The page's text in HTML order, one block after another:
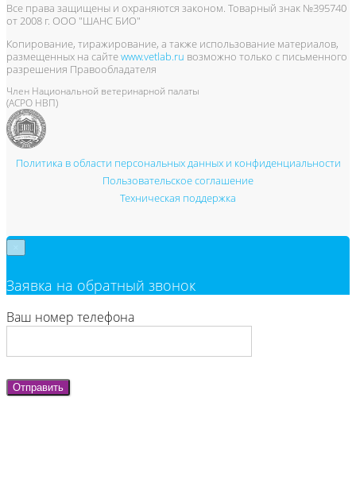
Все права защищены и охраняются законом. Товарный знак №395740
от 2008 г. ООО "ШАНС БИО"
Копирование, тиражирование, а также использование материалов,
размещенных на сайтеwww.vetlab.ru возможно только с письменного
разрешения Правообладателя
Член Национальной ветеринарной палаты
(АСРО НВП)
Политика в области персональных данных и конфиденциальности
Пользовательское соглашение
Техническая поддержка
Заявка на обратный звонок
Ваш номер телефона
Отправить